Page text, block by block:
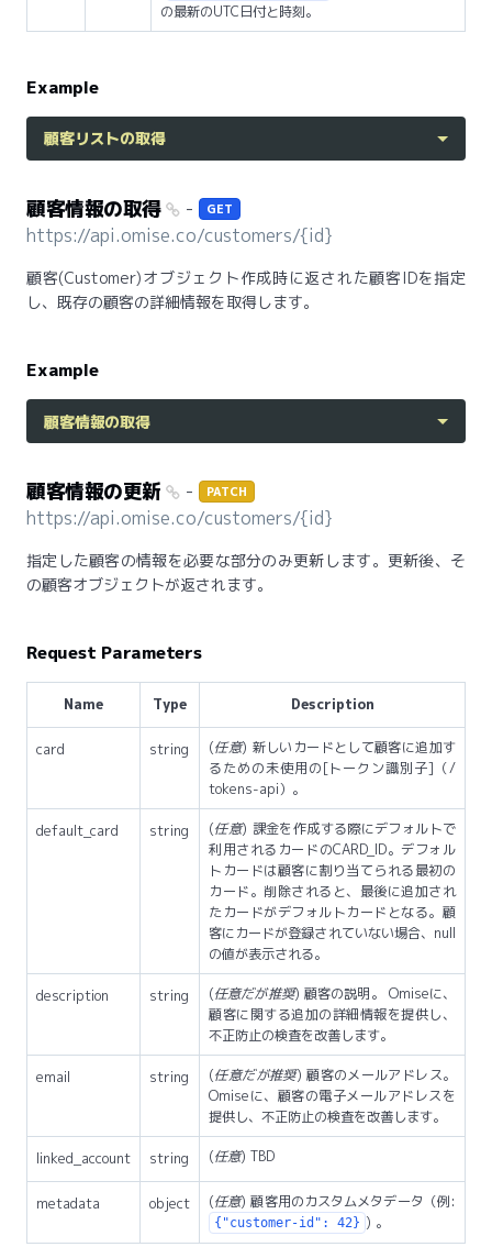
の最新のUTC日付と時刻。
Example
顧客リストの取得
顧客情報の取得 - GET
https://api.omise.co/customers/{id}
顧客(Customer)オブジェクト作成時に返された顧客IDを指定
し、既存の顧客の詳細情報を取得します。
Example
顧客情報の取得
顧客情報の更新 - PATCH
https://api.omise.co/customers/{id}
指定した顧客の情報を必要な部分のみ更新します。更新後、そ
の顧客オブジェクトが返されます。
Request Parameters
Name Type Description
card string (任意) 新しいカードとして顧客に追加す
るための未使用の[トークン識別子]（/
tokens-api）。
default_card string (任意) 課金を作成する際にデフォルトで
利用されるカードのCARD_ID。デフォル
トカードは顧客に割り当てられる最初の
カード。削除されると、最後に追加され
たカードがデフォルトカードとなる。顧
客にカードが登録されていない場合、null
の値が表示される。
description string (任意だが推奨) 顧客の説明。 Omiseに、
顧客に関する追加の詳細情報を提供し、
不正防止の検査を改善します。
email string (任意だが推奨) 顧客のメールアドレス。
Omiseに、顧客の電子メールアドレスを
提供し、不正防止の検査を改善します。
linked_account string (任意) TBD
metadata object (任意) 顧客用のカスタムメタデータ（例:
{"customer-id": 42} ) 。